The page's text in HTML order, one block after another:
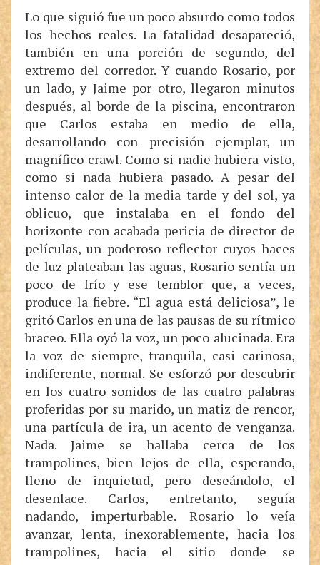
Lo que siguió fue un poco absurdo como todos
los hechos reales. La fatalidad desapareció,
también en una porción de segundo, del
extremo del corredor. Y cuando Rosario, por
un lado, y Jaime por otro, llegaron minutos
después, al borde de la piscina, encontraron
que Carlos estaba en medio de ella,
desarrollando con precisión ejemplar, un
magnífico crawl. Como si nadie hubiera visto,
como si nada hubiera pasado. A pesar del
intenso calor de la media tarde y del sol, ya
oblicuo, que instalaba en el fondo del
horizonte con acabada pericia de director de
películas, un poderoso reflector cuyos haces
de luz plateaban las aguas, Rosario sentía un
poco de frío y ese temblor que, a veces,
produce la fiebre. “El agua está deliciosa”, le
gritó Carlos en una de las pausas de su rítmico
braceo. Ella oyó la voz, un poco alucinada. Era
la voz de siempre, tranquila, casi cariñosa,
indiferente, normal. Se esforzó por descubrir
en los cuatro sonidos de las cuatro palabras
proferidas por su marido, un matiz de rencor,
una partícula de ira, un acento de venganza.
Nada. Jaime se hallaba cerca de los
trampolines, bien lejos de ella, esperando,
lleno de inquietud, pero deseándolo, el
desenlace. Carlos, entretanto, seguía
nadando, imperturbable. Rosario lo veía
avanzar, lenta, inexorablemente, hacia los
trampolines, hacia el sitio donde se